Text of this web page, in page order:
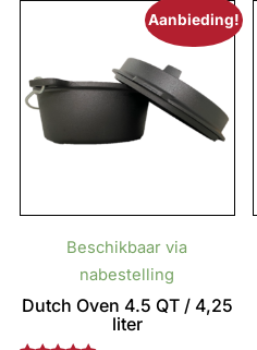
Aanbieding!
Beschikbaar via
nabestelling
Dutch Oven 4.5 QT / 4,25
liter